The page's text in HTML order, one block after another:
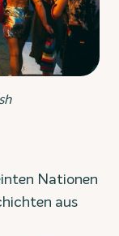
Nationen
aus